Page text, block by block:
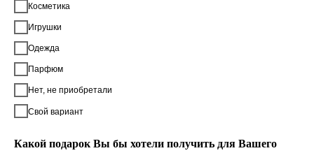
Косметика
Игрушки
Одежда
Парфюм
Нет, не приобретали
Свой вариант
Какой подарок Вы бы хотели получить для Вашего